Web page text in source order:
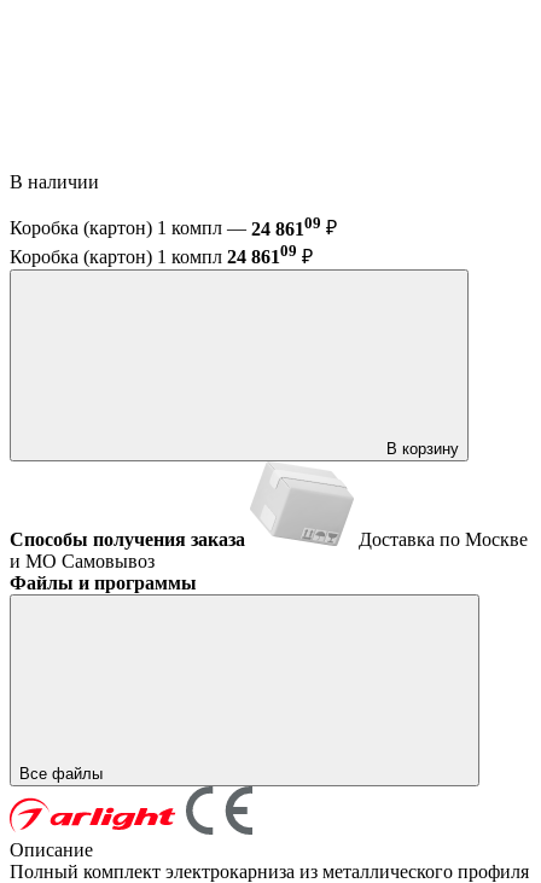
В наличии
Коробка (картон) 1 компл — 24 86109 ₽
Коробка (картон) 1 компл 24 86109 ₽
В корзину
Способы получения заказа
Доставка по Москве
и МО Самовывоз
Файлы и программы
Все файлы
Описание
Полный комплект электрокарниза из металлического профиля